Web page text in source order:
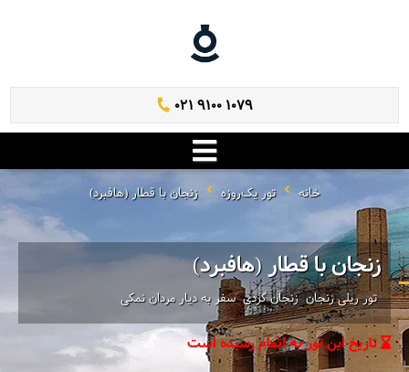
021 9100 1079
خانه تور یک‌روزه زنجان با قطار (هافبرد)
زنجان با قطار (هافبرد)
تور ریلی زنجان ‌ زنجان گردی ‌ سفر به دیار مردان نمکی
تاریخ این تور به اتمام رسیده است